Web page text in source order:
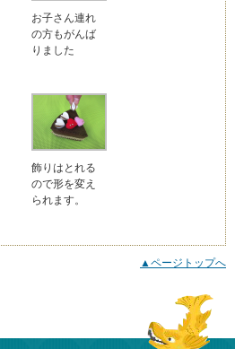
お子さん連れ
の方もがんば
りました
飾りはとれる
ので形を変え
られます。
▲ページトップへ